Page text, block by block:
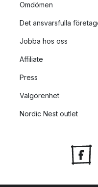
Omdömen
Det ansvarsfulla
Jobba hos oss
Affiliate
Press
Välgörenhet
Nordic Nest outlet